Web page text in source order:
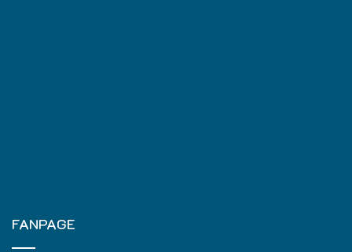
FANPAGE